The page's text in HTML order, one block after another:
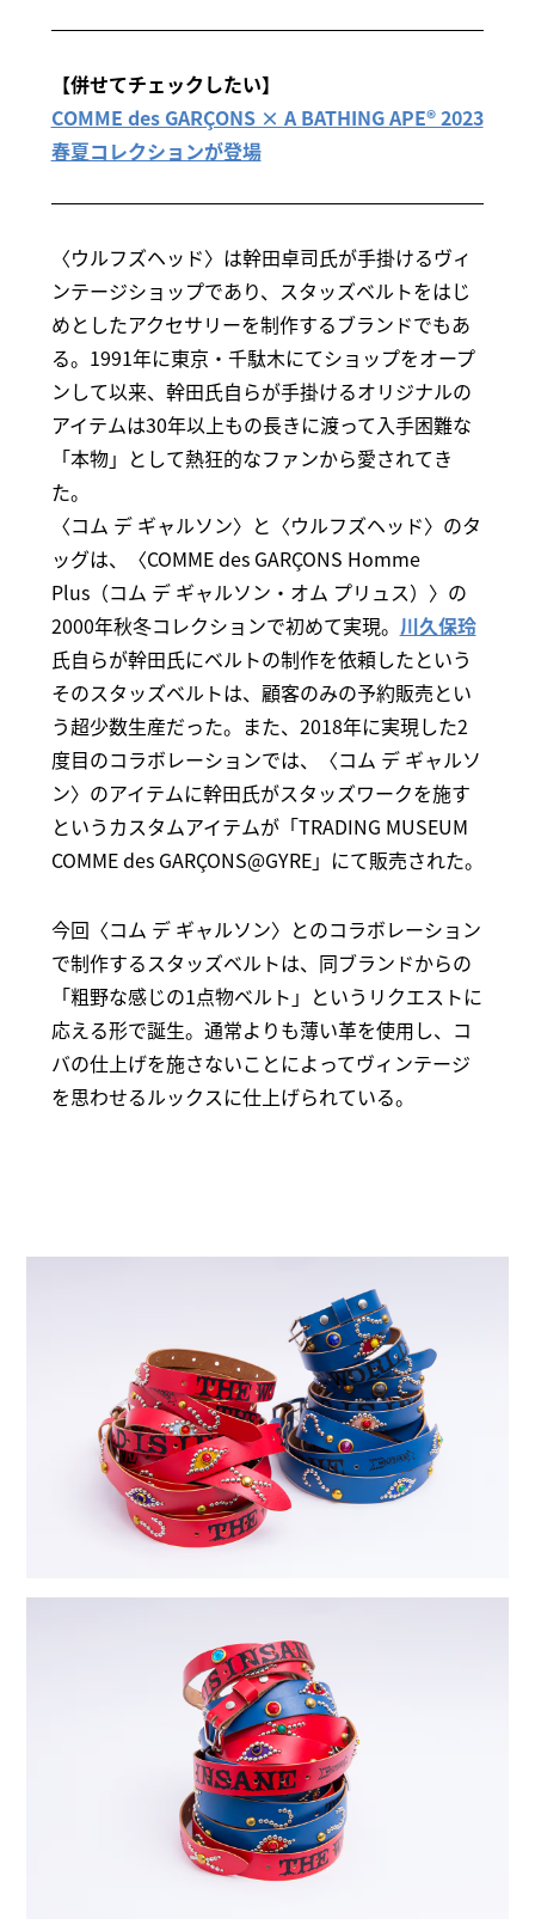
【併せてチェックしたい】
COMME des GARÇONS × A BATHING APE® 2023
春夏コレクションが登場
〈ウルフズヘッド〉は幹田卓司氏が手掛けるヴィ
ンテージショップであり、スタッズベルトをはじ
めとしたアクセサリーを制作するブランドでもあ
る。1991年に東京・千駄木にてショップをオープ
ンして以来、幹田氏自らが手掛けるオリジナルの
アイテムは30年以上もの長きに渡って入手困難な
「本物」として熱狂的なファンから愛されてき
た。
〈コム デ ギャルソン〉と〈ウルフズヘッド〉のタ
ッグは、〈COMME des GARÇONS Homme
Plus（コム デ ギャルソン・オム プリュス）〉の
2000年秋冬コレクションで初めて実現。 川久保玲
氏自らが幹田氏にベルトの制作を依頼したという
そのスタッズベルトは、顧客のみの予約販売とい
う超少数生産だった。また、2018年に実現した2
度目のコラボレーションでは、〈コム デ ギャルソ
ン〉のアイテムに幹田氏がスタッズワークを施す
というカスタムアイテムが「TRADING MUSEUM
COMME des GARÇONS@GYRE」にて販売された。
今回〈コム デ ギャルソン〉とのコラボレーション
で制作するスタッズベルトは、同ブランドからの
「粗野な感じの1点物ベルト」というリクエストに
応える形で誕生。通常よりも薄い革を使用し、コ
バの仕上げを施さないことによってヴィンテージ
を思わせるルックスに仕上げられている。